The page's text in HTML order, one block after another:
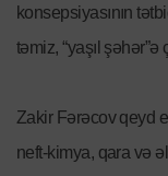
konsepsiyasının
təmiz, “yaşıl şəhər”ə
Zakir Fərəcov qeyd
neft-kimya, qara və